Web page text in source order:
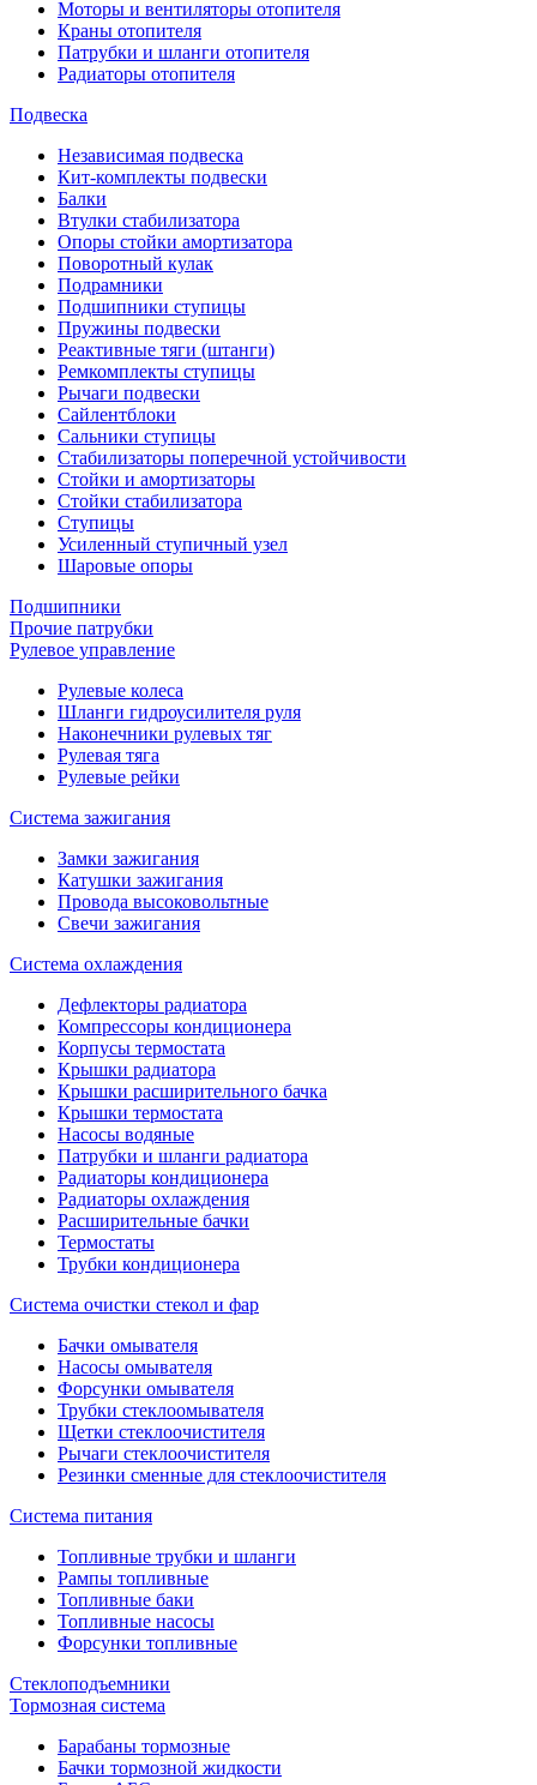
Моторы и вентиляторы отопителя
Краны отопителя
Патрубки и шланги отопителя
Радиаторы отопителя
Подвеска
Независимая подвеска
Кит-комплекты подвески
Балки
Втулки стабилизатора
Опоры стойки амортизатора
Поворотный кулак
Подрамники
Подшипники ступицы
Пружины подвески
Реактивные тяги (штанги)
Ремкомплекты ступицы
Рычаги подвески
Сайлентблоки
Сальники ступицы
Стабилизаторы поперечной устойчивости
Стойки и амортизаторы
Стойки стабилизатора
Ступицы
Усиленный ступичный узел
Шаровые опоры
Подшипники
Прочие патрубки
Рулевое управление
Рулевые колеса
Шланги гидроусилителя руля
Наконечники рулевых тяг
Рулевая тяга
Рулевые рейки
Система зажигания
Замки зажигания
Катушки зажигания
Провода высоковольтные
Свечи зажигания
Система охлаждения
Дефлекторы радиатора
Компрессоры кондиционера
Корпусы термостата
Крышки радиатора
Крышки расширительного бачка
Крышки термостата
Насосы водяные
Патрубки и шланги радиатора
Радиаторы кондиционера
Радиаторы охлаждения
Расширительные бачки
Термостаты
Трубки кондиционера
Система очистки стекол и фар
Бачки омывателя
Насосы омывателя
Форсунки омывателя
Трубки стеклоомывателя
Щетки стеклоочистителя
Рычаги стеклоочистителя
Резинки сменные для стеклоочистителя
Система питания
Топливные трубки и шланги
Рампы топливные
Топливные баки
Топливные насосы
Форсунки топливные
Стеклоподъемники
Тормозная система
Барабаны тормозные
Бачки тормозной жидкости